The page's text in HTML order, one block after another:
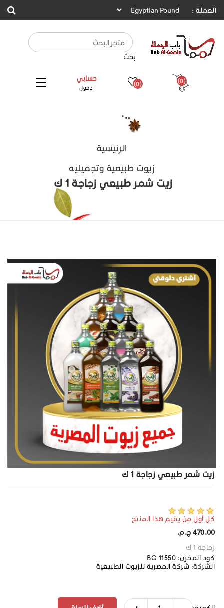
العملة :
بحث
حسابي
دخول (0) (0)
الرئيسية
زيوت طبيعية وتجميليه
زيت شمر طبيعي زجاجة 1 ك
زيت شمر طبيعي زجاجة 1 ك
كل أول من يقيم هذا المنتج
470.00 ج.م.‏
زجاجة 1 ك
كود المخزن: BG 11550
الشركة: شركة المصرية للزيوت الطبيعية